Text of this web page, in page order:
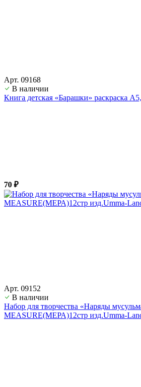
Арт. 09168
В наличии
Книга детская «Барашки» раскраска
70 ₽
Арт. 09152
В наличии
Набор для творчества «Наряды
MEASURE(МЕРА)12стр изд.Umma-